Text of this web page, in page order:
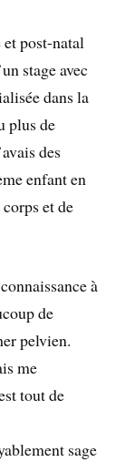
post-natal
stage avec
dans la
plus de
des
enfant en
et de
à
de
pelvien.
me
tout de
sage